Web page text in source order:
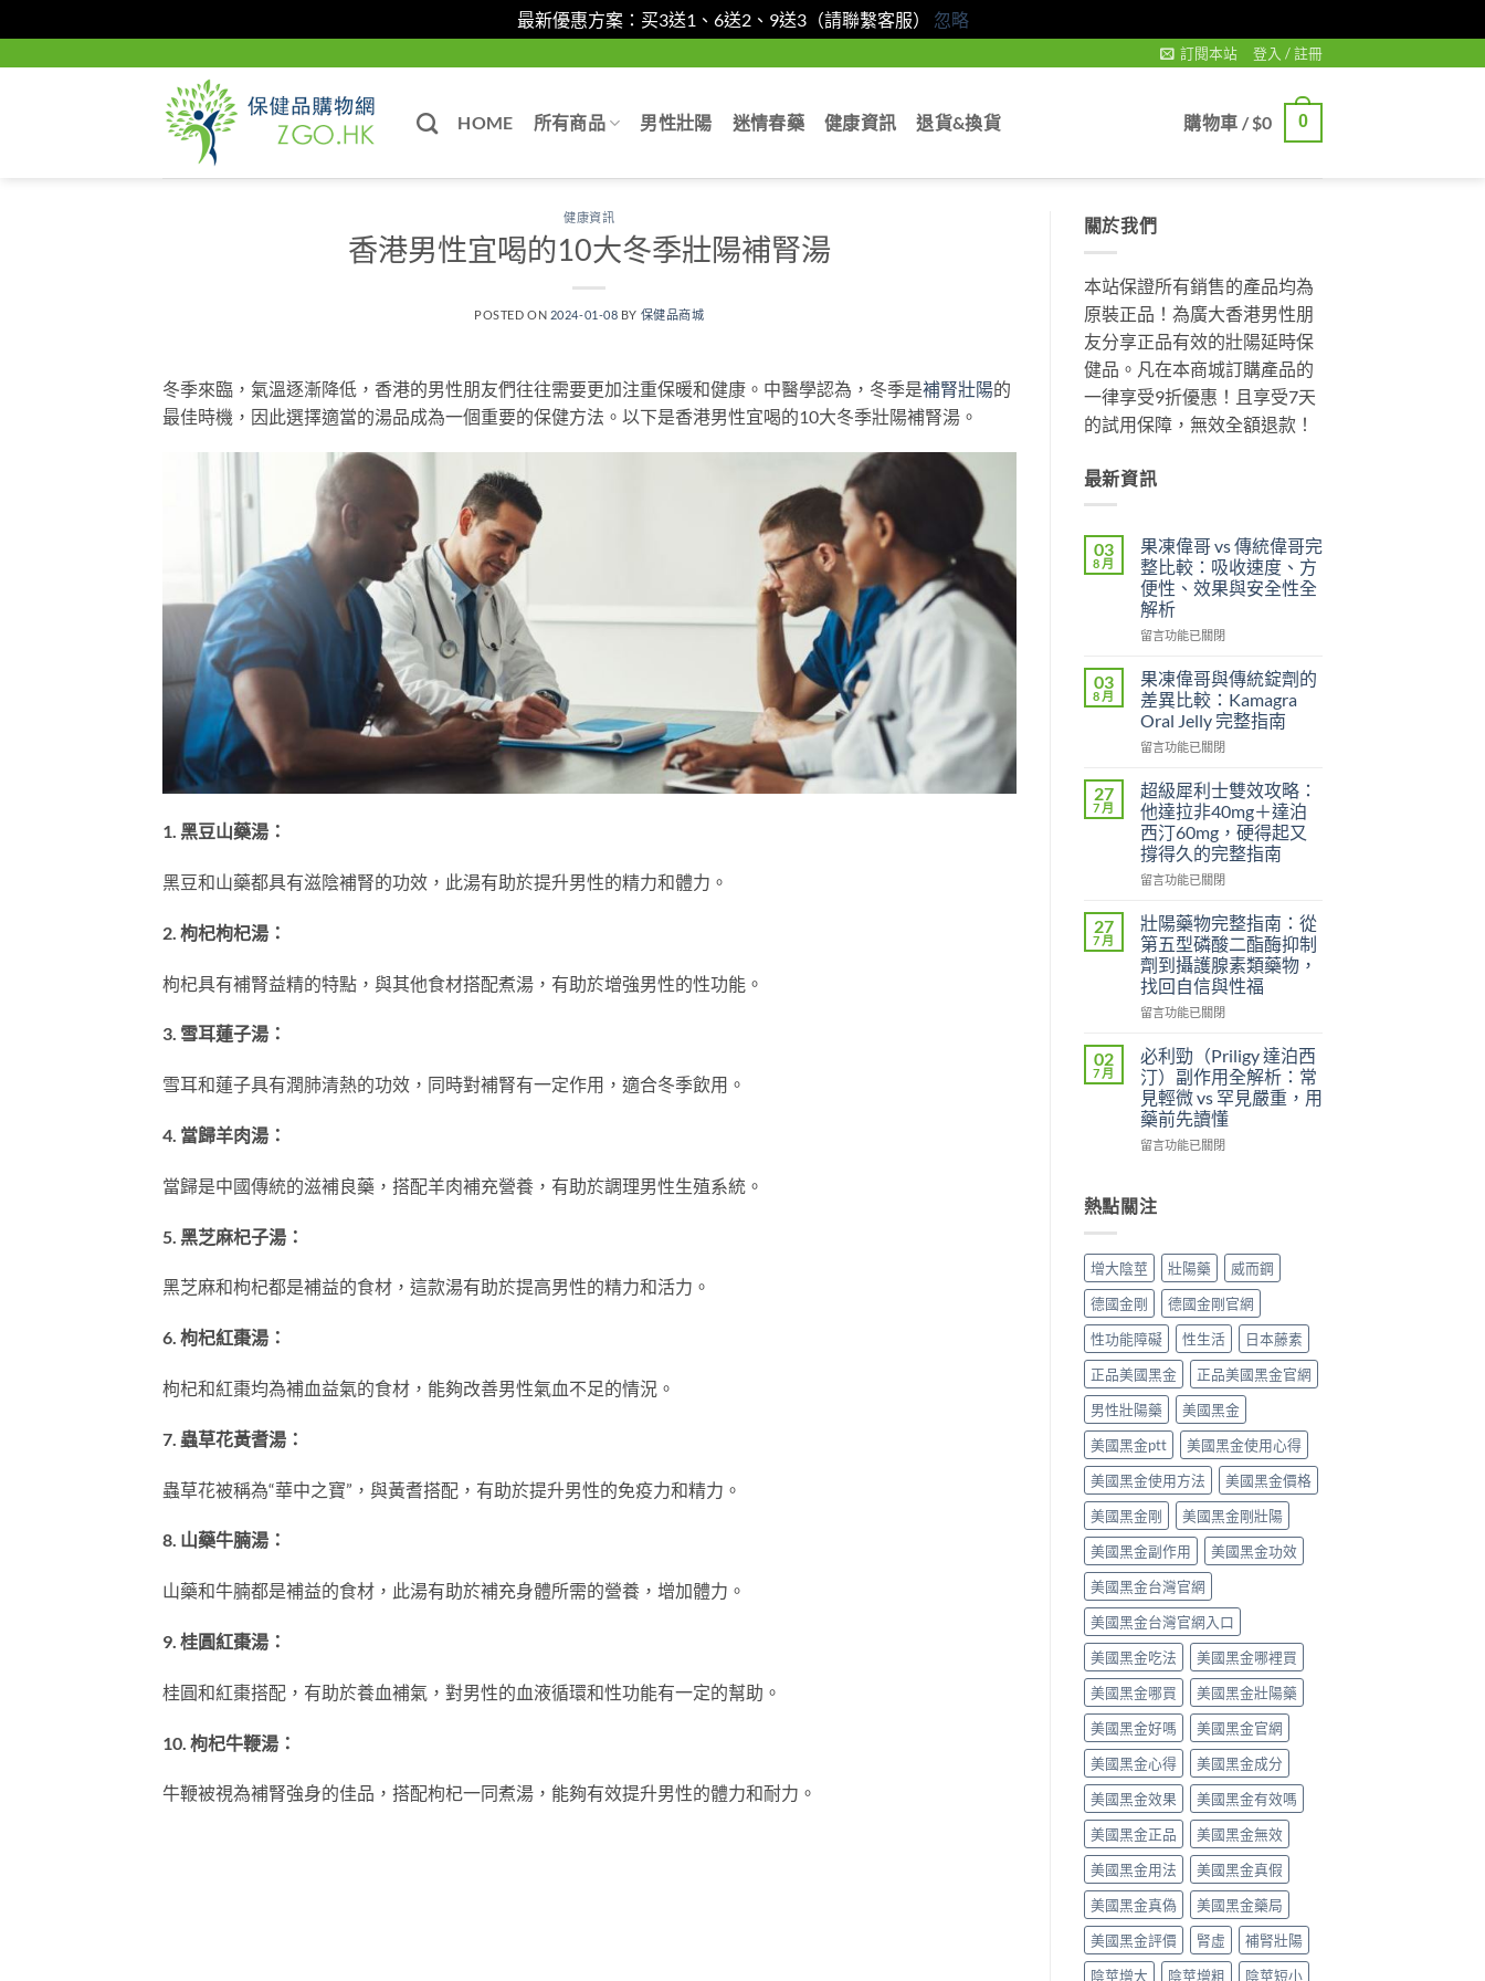
最新優惠方案：买3送1、6送2、9送3（請聯繫客服） 忽略
訂閱本站 登入 / 註冊
HOME 所有商品 男性壯陽 迷情春藥 健康資訊 退貨&換貨 購物車 /$0 0
健康資訊
香港男性宜喝的10大冬季壯陽補腎湯
POSTED ON 2024-01-08 BY 保健品商城
冬季來臨，氣溫逐漸降低，香港的男性朋友們往往需要更加注重保暖和健康。中醫學認為，冬季是補腎壯陽的
最佳時機，因此選擇適當的湯品成為一個重要的保健方法。以下是香港男性宜喝的10大冬季壯陽補腎湯。
1. 黑豆山藥湯：
黑豆和山藥都具有滋陰補腎的功效，此湯有助於提升男性的精力和體力。
2. 枸杞枸杞湯：
枸杞具有補腎益精的特點，與其他食材搭配煮湯，有助於增強男性的性功能。
3. 雪耳蓮子湯：
雪耳和蓮子具有潤肺清熱的功效，同時對補腎有一定作用，適合冬季飲用。
4. 當歸羊肉湯：
當歸是中國傳統的滋補良藥，搭配羊肉補充營養，有助於調理男性生殖系統。
5. 黑芝麻杞子湯：
黑芝麻和枸杞都是補益的食材，這款湯有助於提高男性的精力和活力。
6. 枸杞紅棗湯：
枸杞和紅棗均為補血益氣的食材，能夠改善男性氣血不足的情況。
7. 蟲草花黃耆湯：
蟲草花被稱為“華中之寶”，與黃耆搭配，有助於提升男性的免疫力和精力。
8. 山藥牛腩湯：
山藥和牛腩都是補益的食材，此湯有助於補充身體所需的營養，增加體力。
9. 桂圓紅棗湯：
桂圓和紅棗搭配，有助於養血補氣，對男性的血液循環和性功能有一定的幫助。
10. 枸杞牛鞭湯：
牛鞭被視為補腎強身的佳品，搭配枸杞一同煮湯，能夠有效提升男性的體力和耐力。
關於我們
本站保證所有銷售的產品均為
原裝正品！為廣大香港男性朋
友分享正品有效的壯陽延時保
健品。凡在本商城訂購產品的
一律享受9折優惠！且享受7天
的試用保障，無效全額退款！
最新資訊
03
8 月
果凍偉哥 vs 傳統偉哥完
整比較：吸收速度、方
便性、效果與安全性全
解析
在
凍
偉
哥
vs
傳
偉
哥
完
整
比
較：
收
速
度、
方
便
性、
果
與
安
全
性
全
中
留言功能已關閉
03
8 月
果凍偉哥與傳統錠劑的
差異比較：Kamagra
Oral Jelly 完整指南
在
凍
偉
哥
與
傳
統
劑
的
差
異
比
較：
Oral
Jelly
完
整
指
南〉
留言功能已關閉
27
7 月
超級犀利士雙效攻略：
他達拉非40mg＋達泊
西汀60mg，硬得起又
撐得久的完整指南
在
級
犀
利
士
雙
效
略：
他
達
拉
非
40mg
泊
西
60mg，
硬
得
起
又
撐
得
久
的
完
整
指
南〉
中
留言功能已關閉
27
7 月
壯陽藥物完整指南：從
第五型磷酸二酯酶抑制
劑到攝護腺素類藥物，
找回自信與性福
在
陽
藥
物
完
整
指
第
五
磷
酸
二
酯
酶
抑
制
劑
到
攝
護
腺
素
類
藥
物，
找
回
自
信
與
性
福〉
中
留言功能已關閉
02
7 月
必利勁（Priligy 達泊西
汀）副作用全解析：常
見輕微 vs 罕見嚴重，用
藥前先讀懂
在
勁
（Priligy
泊
西
汀）
副
作
用
全
解
析：
常
見
輕
微
vs
罕
見
嚴
重，
用
藥
前
先
讀
懂〉
中
留言功能已關閉
熱點關注
增大陰莖 壯陽藥
威而鋼
德國金剛
德國金剛官網
性功能障礙
性生活
日本藤素
正品美國黑金
正品美國黑金官網
男性壯陽藥
美國黑金
美國黑金ptt
美國黑金使用心得
美國黑金使用方法
美國黑金價格
美國黑金剛
美國黑金剛壯陽
美國黑金副作用
美國黑金功效
美國黑金台灣官網
美國黑金台灣官網入口
美國黑金吃法
美國黑金哪裡買
美國黑金哪買
美國黑金壯陽藥
美國黑金好嗎
美國黑金官網
美國黑金心得
美國黑金成分
美國黑金效果
美國黑金有效嗎
美國黑金正品
美國黑金無效
美國黑金用法
美國黑金真假
美國黑金真偽
美國黑金藥局
美國黑金評價
腎虛
補腎壯陽
陰莖增大
陰莖增粗 陰莖短小